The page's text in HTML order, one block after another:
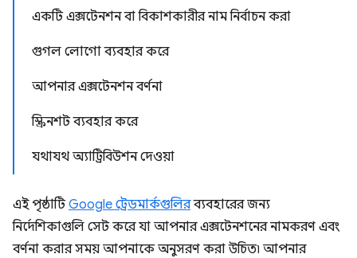
একটি এক্সটেনশন বা বিকাশকারীর নাম নির্বাচন করা
গুগল লোগো ব্যবহার করে
আপনার এক্সটেনশন বর্ণনা
স্ক্রিনশট ব্যবহার করে
যথাযথ অ্যাট্রিবিউশন দেওয়া
এই পৃষ্ঠাটিGoogle ট্রেডমার্কগুলিরব্যবহারের জন্য
নির্দেশিকাগুলি সেট করে যা আপনার এক্সটেনশনের নামকরণ এবং
বর্ণনা করার সময় আপনাকে অনুসরণ করা উচিত৷ আপনার